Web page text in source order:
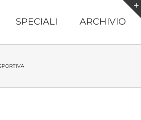
SPECIALI ARCHIVIO